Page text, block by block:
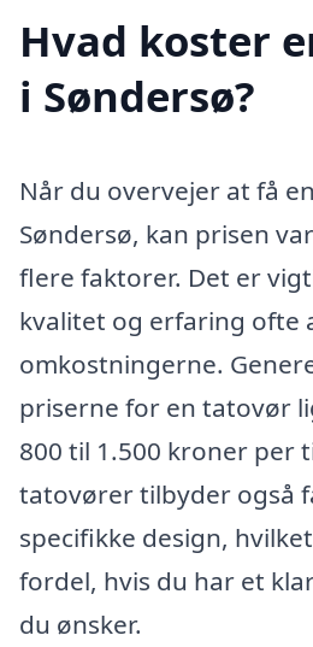
Hvad koster
i Søndersø?
Når du overvejer at få
Søndersø, kan prisen
flere faktorer. Det er
kvalitet og erfaring ofte
omkostningerne.
priserne for en tatovør
800 til 1.500 kroner per
tatovører tilbyder også
specifikke design,
fordel, hvis du har et
du ønsker.